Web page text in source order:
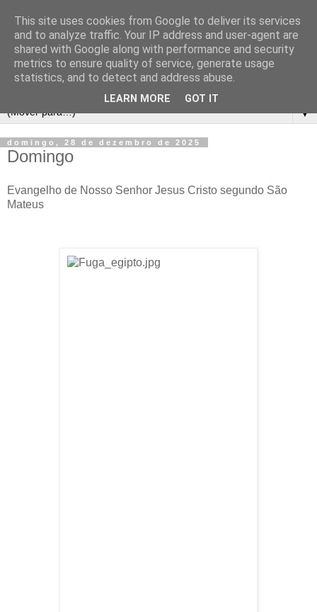
▼
domingo, 28 de dezembro de 2025
Domingo
Evangelho de Nosso Senhor Jesus Cristo segundo São
Mateus
This site uses cookies from Google to deliver its services
and to analyze traffic. Your IP address and user-agent are
shared with Google along with performance and security
metrics to ensure quality of service, generate usage
statistics, and to detect and address abuse.
LEARN MORE GOT IT